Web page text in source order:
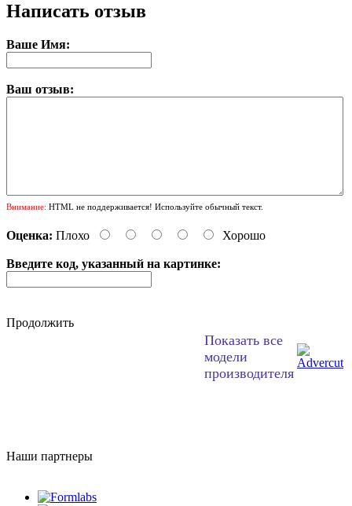
Написать отзыв
Ваше Имя:
Ваш отзыв:
Внимание: HTML не поддерживается! Используйте обычный текст.
Оценка: Плохо Хорошо
Введите код, указанный на картинке:
Продолжить
Показать все
модели
производителя
Наши партнеры